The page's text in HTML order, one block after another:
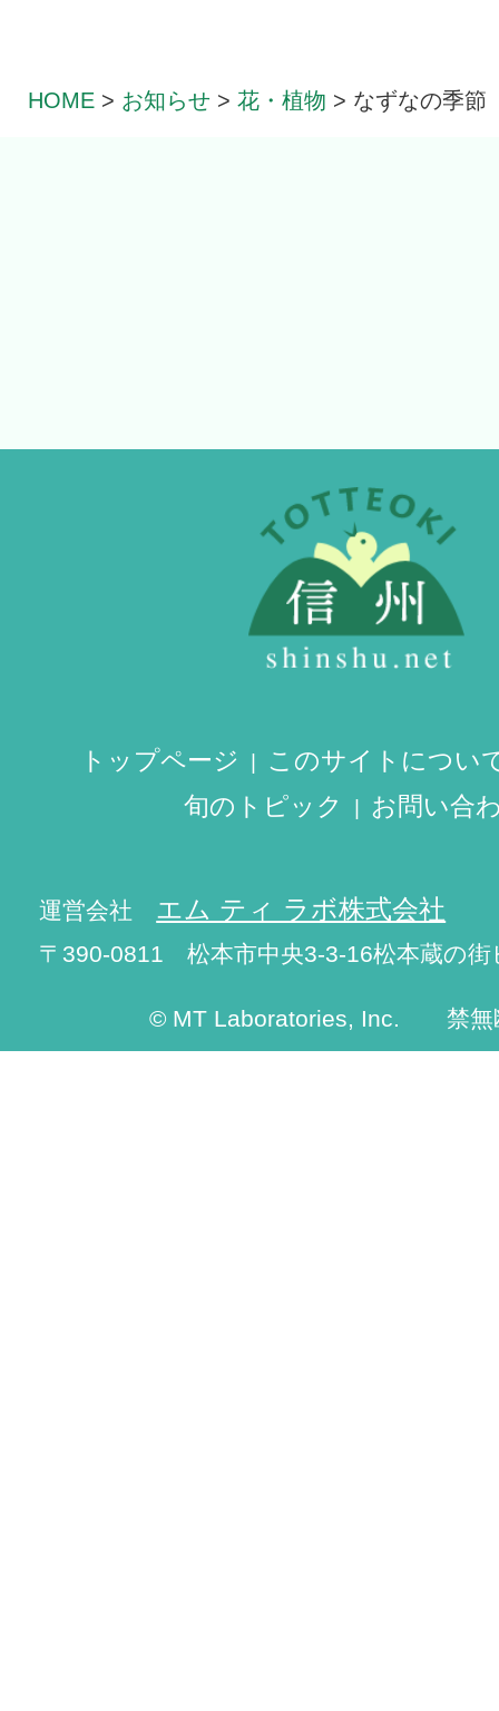
HOME > お知らせ >花・植物 > なずなの季節
トップページ
このサイトについ
旬のトピック
お問い合
運営会社 エム ティ ラボ株式会社
〒390-0811 松本市中央3-3-16松本蔵の街
© MT Laboratories, Inc. 禁無